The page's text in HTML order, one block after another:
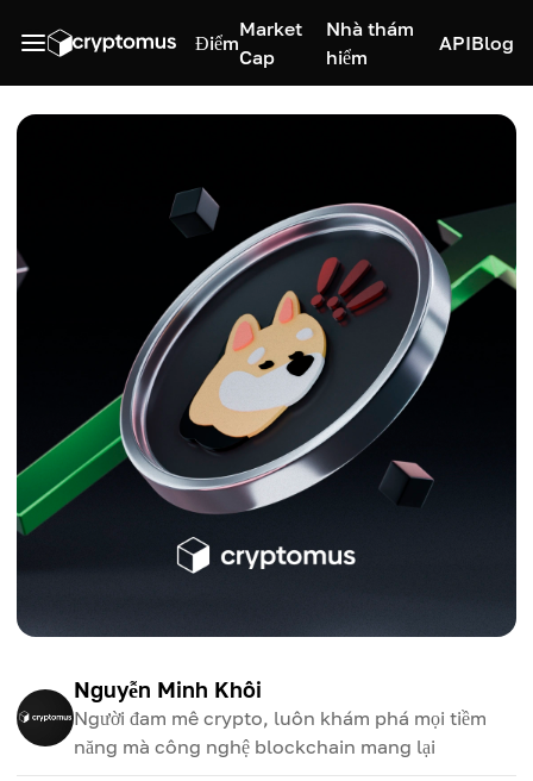
Điểm
Market
Cap
Nhà thám
hiểm
APIBlog
Nguyễn Minh Khôi
Người đam mê crypto, luôn khám phá mọi tiềm
năng mà công nghệ blockchain mang lại